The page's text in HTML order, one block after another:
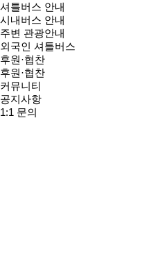
셔틀버스 안내
시내버스 안내
주변 관광안내
외국인 셔틀버스
후원·협찬
후원·협찬
커뮤니티
공지사항
1:1 문의